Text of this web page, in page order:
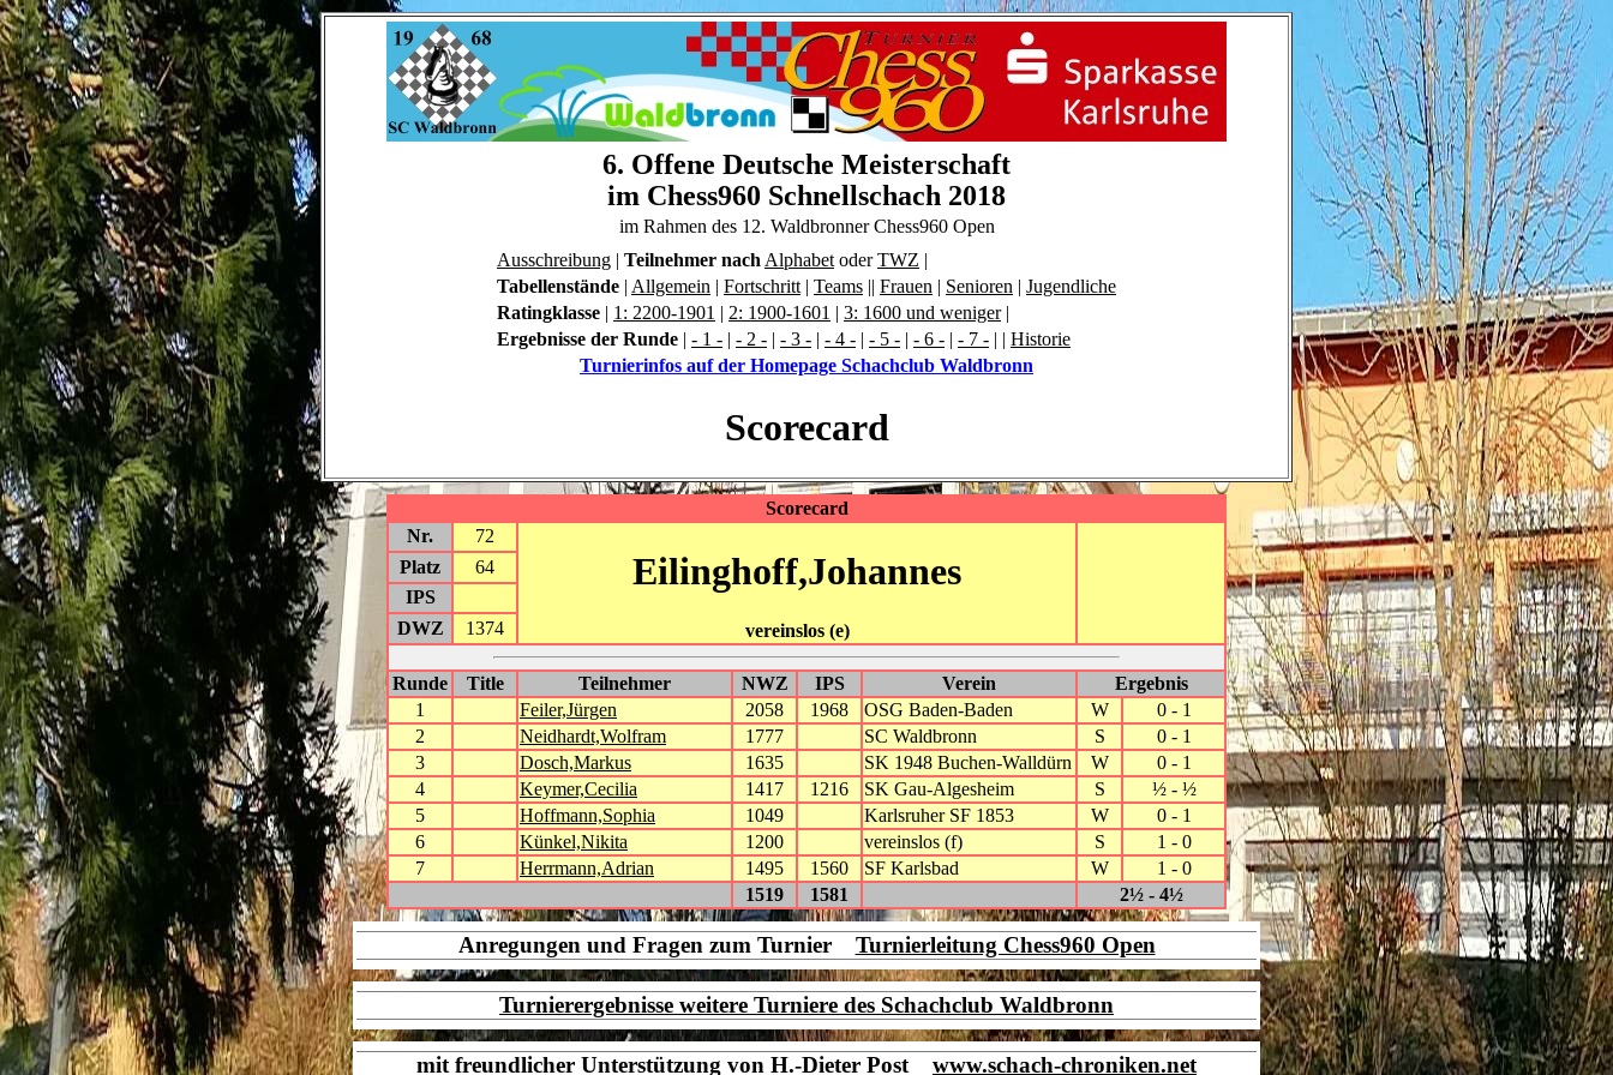
6. Offene Deutsche Meisterschaft
im Chess960 Schnellschach 2018
im Rahmen des 12. Waldbronner Chess960 Open
Ausschreibung | Teilnehmer nach Alphabet oderTWZ |
Tabellenstände | Allgemein | Fortschritt | Teams || Frauen | Senioren | Jugendliche
Ratingklasse | 1: 2200-1901 | 2: 1900-1601 | 3: 1600 und weniger|
Ergebnisse der Runde | - 1 - | - 2 - | - 3 - | - 4 - | - 5 - | - 6 - | - 7 - | | Historie
Turnierinfos auf der Homepage Schachclub Waldbronn
Scorecard
Scorecard
Nr.
72
Eilinghoff,Johannes
vereinslos (e)
Platz
64
IPS
DWZ
1374
Runde Title Teilnehmer NWZ IPS Verein
Ergebnis
1
Feiler,Jürgen 2058 1968 OSG Baden-Baden W
0 - 1
2
Neidhardt,Wolfram 1777 SC Waldbronn S
0 - 1
3
Dosch,Markus 1635 SK 1948 Buchen-Walldürn W
0 - 1
4
Keymer,Cecilia 1417 1216 SK Gau-Algesheim S
½ - ½
5
Hoffmann,Sophia 1049 Karlsruher SF 1853 W
0 - 1
6
Künkel,Nikita 1200 vereinslos (f) S
1 - 0
7
Herrmann,Adrian 1495 1560 SF Karlsbad W
1 - 0
1519
1581 2½ - 4½
Anregungen und Fragen zum Turnier Turnierleitung Chess960 Open
Turnierergebnisse weitere Turniere des Schachclub Waldbronn
mit freundlicher Unterstützung von H.-Dieter Post www.schach-chroniken.net